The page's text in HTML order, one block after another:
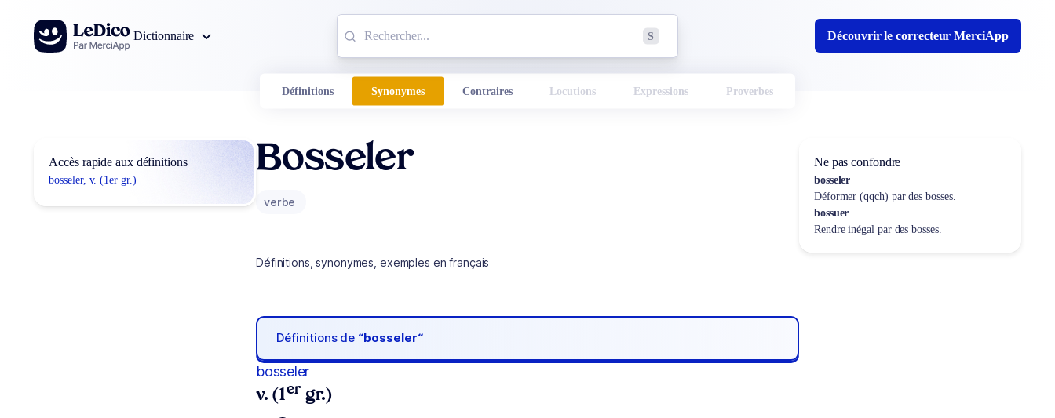
Aller au contenu
Dictionnaire
S Découvrir le correcteur MerciApp
Définitions Synonymes Contraires Locutions Expressions Proverbes
Accès rapide aux définitions
bosseler, v. (1er gr.)
Bosseler
verbe
Définitions, synonymes, exemples en français
Définitions de “bosseler“
bosseler
v. (1er gr.)
Ne pas confondre
bosseler
Déformer (qqch) par des bosses.
bossuer
Rendre inégal par des bosses.